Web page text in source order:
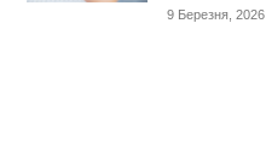
9 Березня, 2026